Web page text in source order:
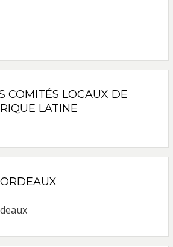
COMITÉS LOCAUX DE
LATINE